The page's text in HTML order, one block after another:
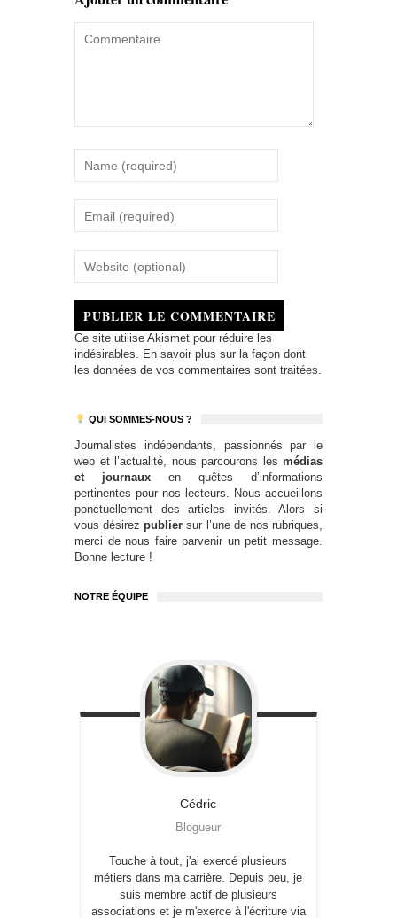
PUBLIER LE COMMENTAIRE
Ce site utilise Akismet pour réduire les
indésirables. En savoir plus sur la façon dont
les données de vos commentaires sont traitées.
QUI SOMMES-NOUS ?
Journalistes indépendants, passionnés par le
web et l’actualité, nous parcourons les médias
et journaux en quêtes d’informations
pertinentes pour nos lecteurs. Nous accueillons
ponctuellement des articles invités. Alors si
vous désirezpublier sur l’une de nos rubriques,
merci de nous faire parvenir un petit message.
Bonne lecture !
NOTRE ÉQUIPE
Cédric
Blogueur
Touche à tout, j'ai exercé plusieurs
métiers dans ma carrière. Depuis peu, je
suis membre actif de plusieurs
associations et je m'exerce à l'écriture via